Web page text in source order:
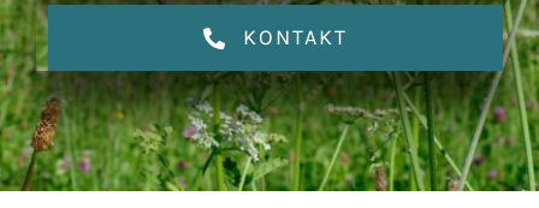
KONTAKT